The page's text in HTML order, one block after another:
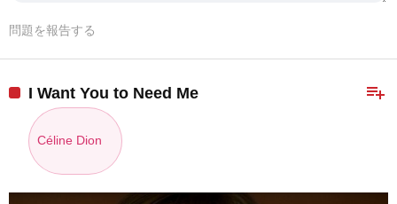
問題を報告する
playlist_add
I Want You to Need Me
Céline Dion